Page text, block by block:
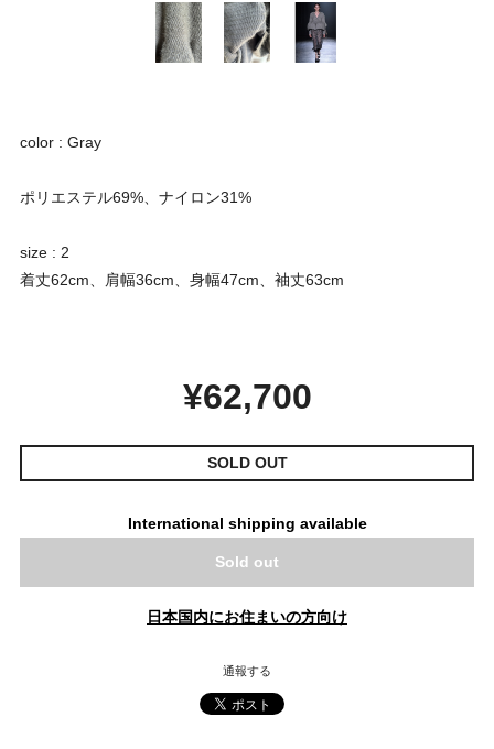
color : Gray
ポリエステル69%、ナイロン31%
size : 2
着丈62cm、肩幅36cm、身幅47cm、袖丈63cm
¥62,700
SOLD OUT
International shipping available
Sold out
日本国内にお住まいの方向け
通報する